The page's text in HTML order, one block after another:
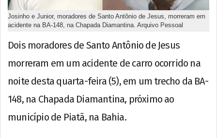
Josinho e Junior, moradores de Santo Antônio de Jesus, morreram em
acidente na BA-148, na Chapada Diamantina. Arquivo Pessoal
Dois moradores de Santo Antônio de Jesus
morreram em um acidente de carro ocorrido na
noite desta quarta-feira (5), em um trecho da BA-
148, na Chapada Diamantina, próximo ao
município de Piatã, na Bahia.